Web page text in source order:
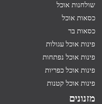
שולחנות אוכל
כסאות אוכל
כסאות בר
פינות אוכל עגולות
פינות אוכל נפתחות
פינות אוכל כפריות
פינות אוכל קטנות
מזנונים